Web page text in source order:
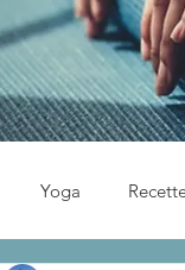
Yoga